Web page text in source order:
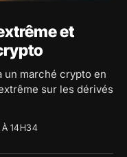
et
un marché crypto en
sur les dérivés
14H34